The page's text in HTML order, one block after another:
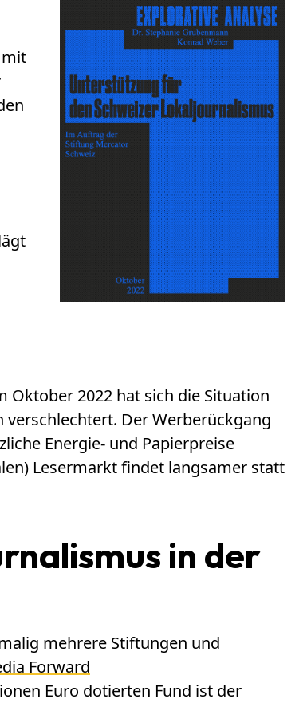
mit
Oktober 2022 hat sich die Situation
Der Werberückgang
Energie- und Papierpreise
Lesermarkt findet langsamer statt
in der
mehrere Stiftungen und
Forward
Euro dotierten Fund ist der